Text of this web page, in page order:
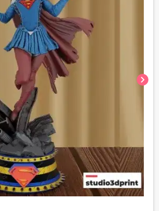
chevron_right